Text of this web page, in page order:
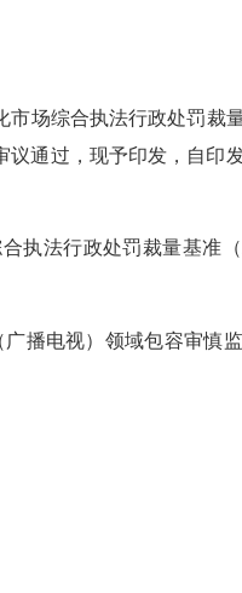
场综合执法行政处罚裁
通过，现予印发，自印
法行政处罚裁量基准（
播电视）领域包容审慎